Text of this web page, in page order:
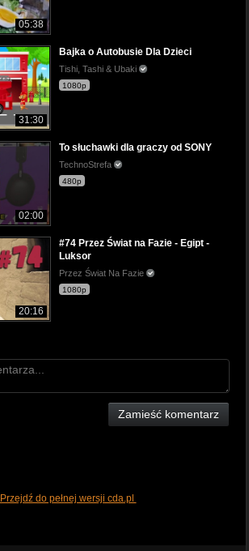
05:38
31:30
Bajka o Autobusie Dla Dzieci
Tishi, Tashi & Ubaki
1080p
02:00
To słuchawki dla graczy od SONY
TechnoStrefa
480p
20:16
#74 Przez Świat na Fazie - Egipt -
Luksor
Przez Świat Na Fazie
1080p
Zamieść komentarz
Przejdź do pełnej wersji cda.pl